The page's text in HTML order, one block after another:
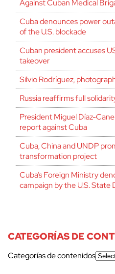
Against Cuban Medical
Cuba denounces power
of the U.S. blockade
Cuban president accuses
takeover
Silvio Rodríguez,
Russia reaffirms full
President Miguel Díaz-
report against Cuba
Cuba, China and UNDP
transformation project
Cuba’s Foreign Ministry
campaign by the U.S.
CATEGORÍAS DE
Categorías de contenidos